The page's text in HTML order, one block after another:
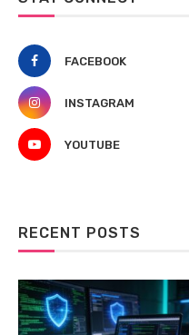
FACEBOOK
INSTAGRAM
YOUTUBE
RECENT POSTS